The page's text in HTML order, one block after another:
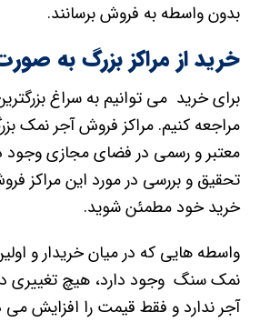
بدون واسطه به فروش برسانند.
خرید از مراکز بزرگ به
برای خرید می توانیم به سراغ
مراجعه کنیم. مراکز فروش آجر نمک
معتبر و رسمی در فضای مجازی وجود
تحقیق و بررسی در مورد این مراکز
خرید خود مطمئن شوید.
واسطه هایی که در میان خریدار و
نمک سنگ وجود دارد، هیچ تغییری
آجر ندارد و فقط قیمت را افزایش می